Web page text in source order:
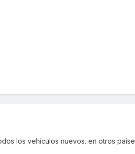
los vehículos nuevos. en otros